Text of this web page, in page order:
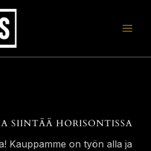
SIINTÄÄ HORISONTISSA
Kauppamme on työn alla ja